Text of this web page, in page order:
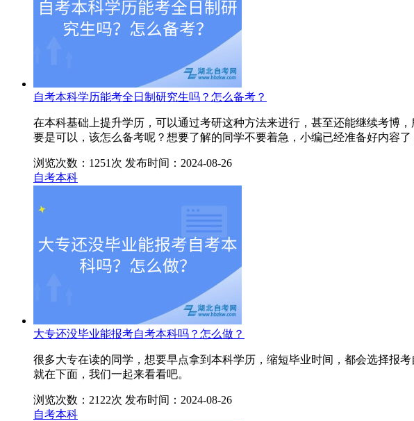
自考本科学历能考全日制研究生吗？怎么备考？
在本科基础上提升学历，可以通过考研这种方法来进行，甚至还能继续考博
要是可以，该怎么备考呢？想要了解的同学不要着急，小编已经准备好内容了
浏览次数：1251次 发布时间：2024-08-26
自考本科
大专还没毕业能报考自考本科吗？怎么做？
很多大专在读的同学，想要早点拿到本科学历，缩短毕业时间，都会选择报
就在下面，我们一起来看看吧。
浏览次数：2122次 发布时间：2024-08-26
自考本科